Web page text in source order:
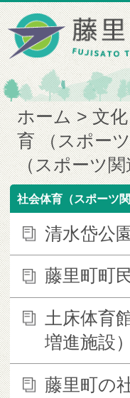
ホーム 文
育 （スポー
（スポーツ
社会体育（スポーツ
清水岱公
藤里町町
土床体育
増進施設）
藤里町の